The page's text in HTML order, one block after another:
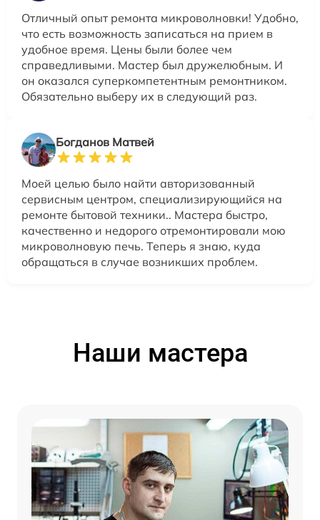
Отличный опыт ремонта микроволновки! Удобно,
что есть возможность записаться на прием в
удобное время. Цены были более чем
справедливыми. Мастер был дружелюбным. И
он оказался суперкомпетентным ремонтником.
Обязательно выберу их в следующий раз.
Богданов Матвей
Моей целью было найти авторизованный
сервисным центром, специализирующийся на
ремонте бытовой техники.. Мастера быстро,
качественно и недорого отремонтировали мою
микроволновую печь. Теперь я знаю, куда
обращаться в случае возникших проблем.
Наши мастера